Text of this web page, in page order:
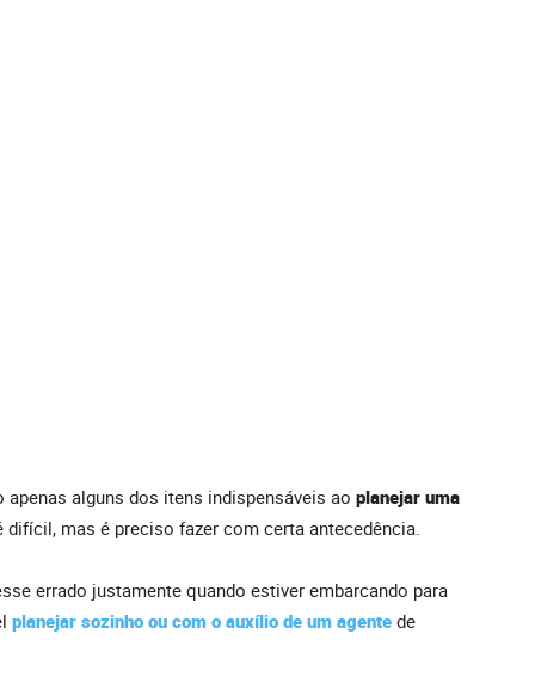
alguns dos itens indispensáveis ao planejar uma
difícil, mas é preciso fazer com certa antecedência.
errado justamente quando estiver embarcando para
planejar sozinho ou com o auxílio de um agente de